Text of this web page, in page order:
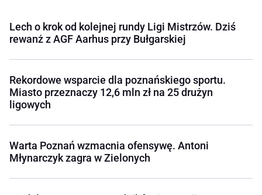
Lech o krok od kolejnej rundy Ligi Mistrzów. Dziś
rewanż z AGF Aarhus przy Bułgarskiej
Rekordowe wsparcie dla poznańskiego sportu.
Miasto przeznaczy 12,6 mln zł na 25 drużyn
ligowych
Warta Poznań wzmacnia ofensywę. Antoni
Młynarczyk zagra w Zielonych